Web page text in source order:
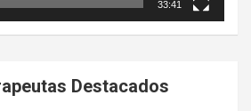
33:41
Destacados